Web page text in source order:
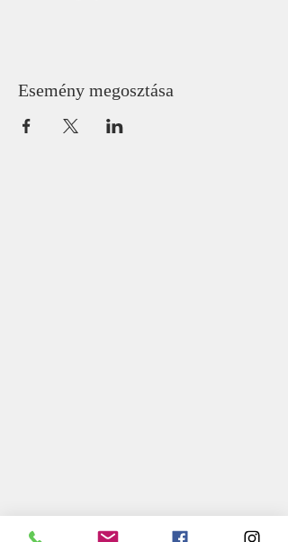
Esemény megosztása